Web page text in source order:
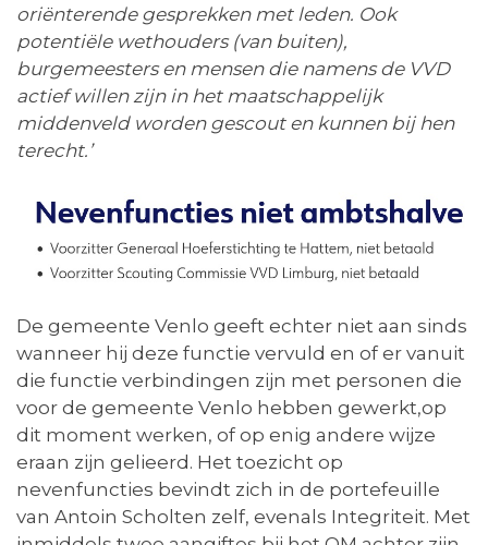
oriënterende gesprekken met leden. Ook
potentiële wethouders (van buiten),
burgemeesters en mensen die namens de VVD
actief willen zijn in het maatschappelijk
middenveld worden gescout en kunnen bij hen
terecht.’
De gemeente Venlo geeft echter niet aan sinds
wanneer hij deze functie vervuld en of er vanuit
die functie verbindingen zijn met personen die
voor de gemeente Venlo hebben gewerkt,op
dit moment werken, of op enig andere wijze
eraan zijn gelieerd. Het toezicht op
nevenfuncties bevindt zich in de portefeuille
van Antoin Scholten zelf, evenals Integriteit. Met